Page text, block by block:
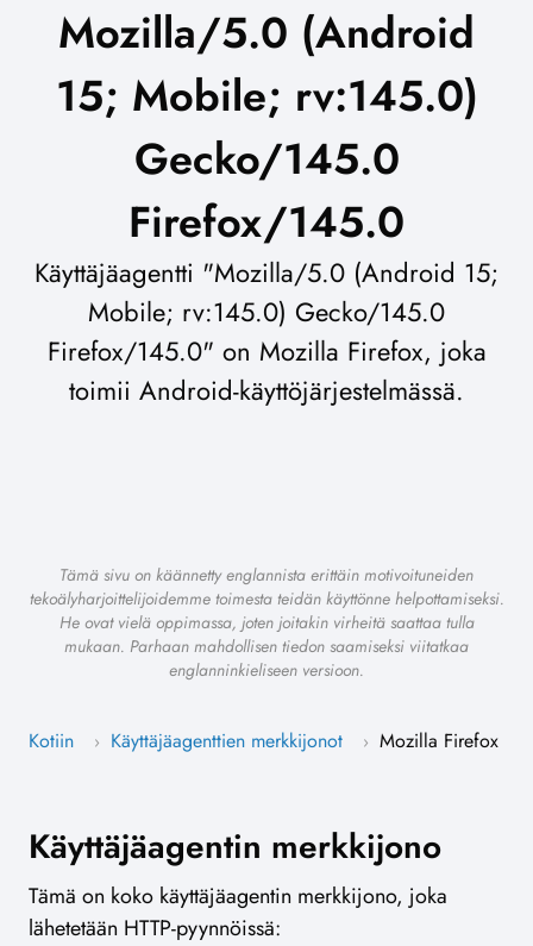
Mozilla/5.0 (Android
15; Mobile; rv:145.0)
Gecko/145.0
Firefox/145.0
Käyttäjäagentti "Mozilla/5.0 (Android 15;
Mobile; rv:145.0) Gecko/145.0
Firefox/145.0" on Mozilla Firefox, joka
toimii Android-käyttöjärjestelmässä.
Tämä sivu on käännetty englannista erittäin motivoituneiden
tekoälyharjoittelijoidemme toimesta teidän käyttönne helpottamiseksi.
He ovat vielä oppimassa, joten joitakin virheitä saattaa tulla
mukaan. Parhaan mahdollisen tiedon saamiseksi viitatkaa
englanninkieliseen versioon.
Kotiin › Käyttäjäagenttien merkkijonot › Mozilla Firefox
Käyttäjäagentin merkkijono
Tämä on koko käyttäjäagentin merkkijono, joka
lähetetään HTTP-pyynnöissä: